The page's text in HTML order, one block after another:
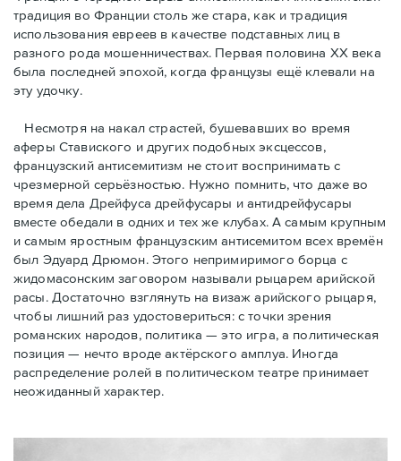
традиция во Франции столь же стара, как и традиция
использования евреев в качестве подставных лиц в
разного рода мошенничествах. Первая половина ХХ века
была последней эпохой, когда французы ещё клевали на
эту удочку.
Несмотря на накал страстей, бушевавших во время
аферы Ставиского и других подобных эксцессов,
французский антисемитизм не стоит воспринимать с
чрезмерной серьёзностью. Нужно помнить, что даже во
время дела Дрейфуса дрейфусары и антидрейфусары
вместе обедали в одних и тех же клубах. А самым крупным
и самым яростным французским антисемитом всех времён
был Эдуард Дрюмон. Этого непримиримого борца с
жидомасонским заговором называли рыцарем арийской
расы. Достаточно взглянуть на визаж арийского рыцаря,
чтобы лишний раз удостовериться: с точки зрения
романских народов, политика — это игра, а политическая
позиция — нечто вроде актёрского амплуа. Иногда
распределение ролей в политическом театре принимает
неожиданный характер.